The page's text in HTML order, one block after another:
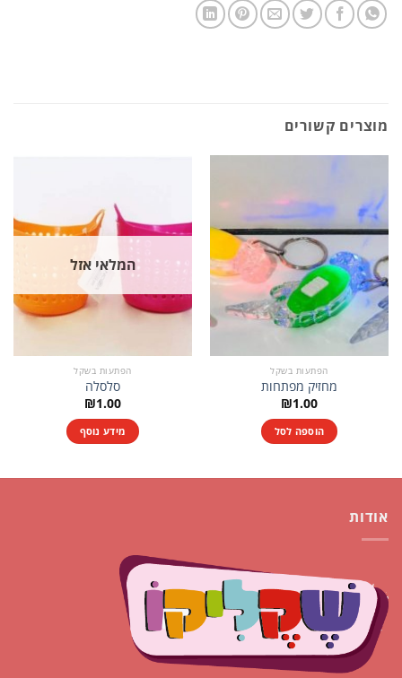
מוצרים קשורים
הפתעות בשקל
מחזיק מפתחות
₪1.00
הוספה לסל
המלאי אזל
הפתעות בשקל
סלסלה
₪1.00
מידע נוסף
אודות